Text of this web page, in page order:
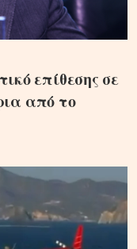
επίθεσης σε
από το